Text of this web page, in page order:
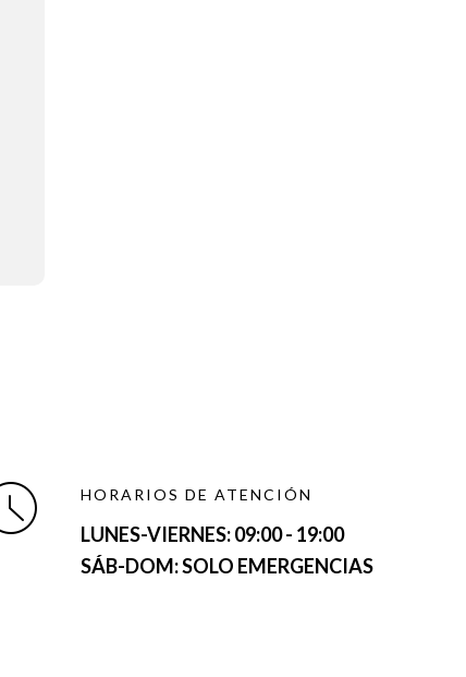
HORARIOS DE ATENCIÓN
LUNES-VIERNES:09:00 - 19:00
SÁB-DOM: SOLO EMERGENCIAS